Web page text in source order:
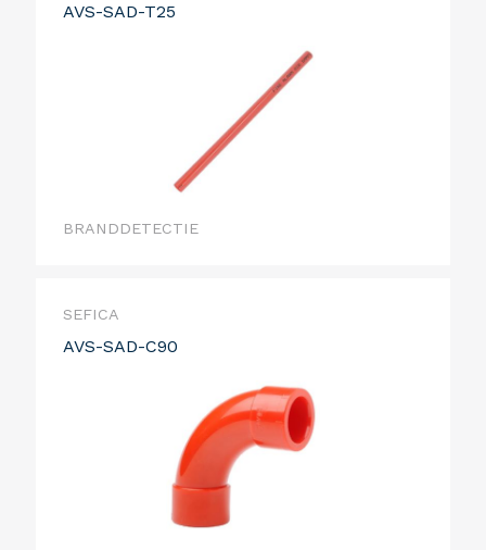
AVS-SAD-T25
BRANDDETECTIE
SEFICA
AVS-SAD-C90